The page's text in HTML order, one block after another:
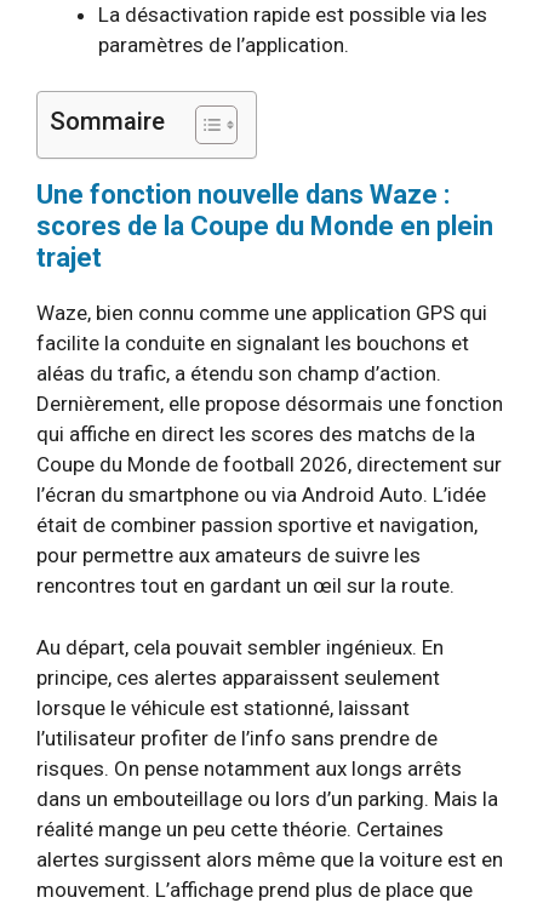
La désactivation rapide est possible via les
paramètres de l’application.
Sommaire
Une fonction nouvelle dans Waze :
scores de la Coupe du Monde en plein
trajet
Waze, bien connu comme une application GPS qui
facilite la conduite en signalant les bouchons et
aléas du trafic, a étendu son champ d’action.
Dernièrement, elle propose désormais une fonction
qui affiche en direct les scores des matchs de la
Coupe du Monde de football 2026, directement sur
l’écran du smartphone ou via Android Auto. L’idée
était de combiner passion sportive et navigation,
pour permettre aux amateurs de suivre les
rencontres tout en gardant un œil sur la route.
Au départ, cela pouvait sembler ingénieux. En
principe, ces alertes apparaissent seulement
lorsque le véhicule est stationné, laissant
l’utilisateur profiter de l’info sans prendre de
risques. On pense notamment aux longs arrêts
dans un embouteillage ou lors d’un parking. Mais la
réalité mange un peu cette théorie. Certaines
alertes surgissent alors même que la voiture est en
mouvement. L’affichage prend plus de place que